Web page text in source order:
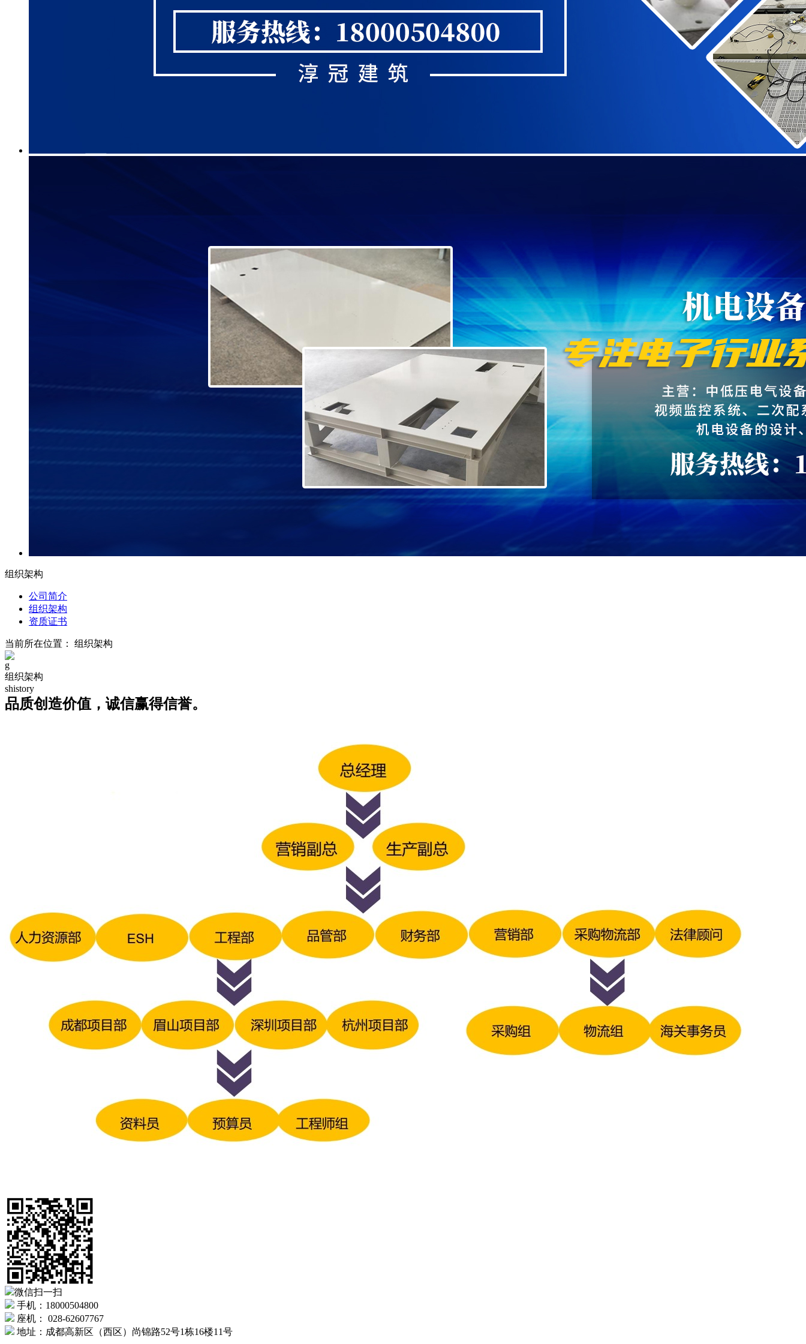
组织架构
公司简介
组织架构
资质证书
当前所在位置： 组织架构
g
组织架构
shistory
品质创造价值，诚信赢得信誉。
微信扫一扫
手机：18000504800
座机： 028-62607767
地址：成都高新区（西区）尚锦路52号1栋16楼11号